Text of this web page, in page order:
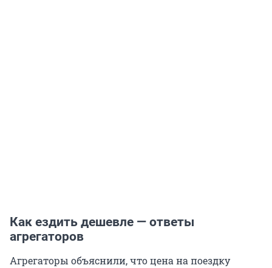
Как ездить дешевле — ответы
агрегаторов
Агрегаторы объяснили, что цена на поездку